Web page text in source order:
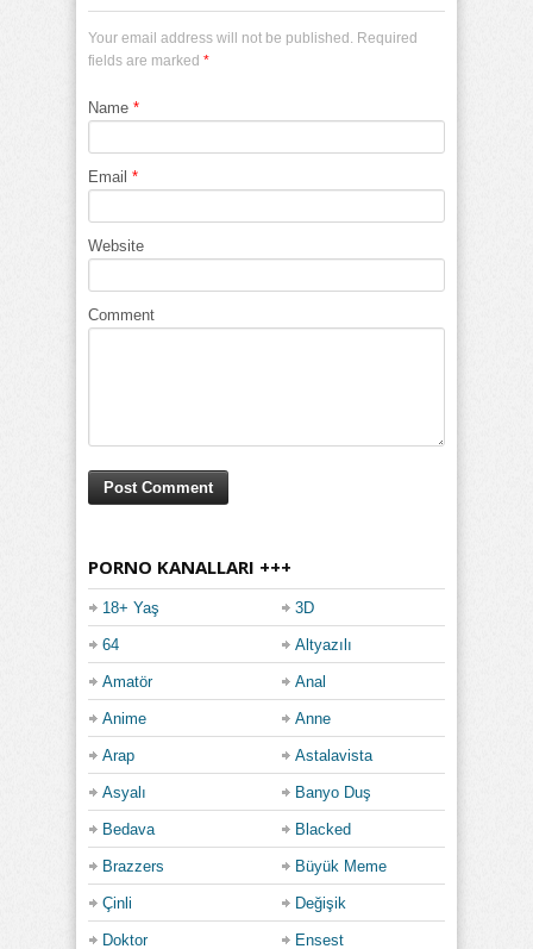
Your email address will not be published. Required
fields are marked *
Name *
Email *
Website
Comment
PORNO KANALLARI +++
18+ Yaş 3D
64 Altyazılı
Amatör Anal
Anime Anne
Arap Astalavista
Asyalı Banyo Duş
Bedava Blacked
Brazzers Büyük Meme
Çinli Değişik
Doktor Ensest